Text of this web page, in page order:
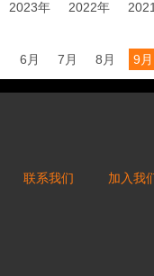
2023年 2022年
6月 7月 8月 9月
联系我们 加入我